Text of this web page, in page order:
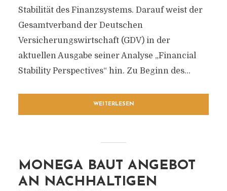
Stabilität des Finanzsystems. Darauf weist der
Gesamtverband der Deutschen
Versicherungswirtschaft (GDV) in der
aktuellen Ausgabe seiner Analyse „Financial
Stability Perspectives“ hin. Zu Beginn des...
WEITERLESEN
MONEGA BAUT ANGEBOT
AN NACHHALTIGEN